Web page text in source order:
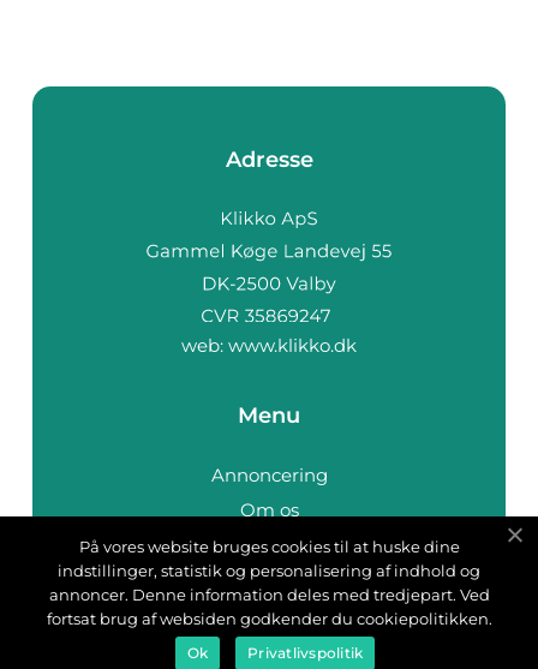
Adresse
web: www.klikko.dk
Menu
Annoncering
Om os
Cookies
Kontakt os
Sitemap
På vores website bruges cookies til at huske dine
indstillinger, statistik og personalisering af indhold og
annoncer. Denne information deles med tredjepart. Ved
fortsat brug af websiden godkender du cookiepolitikken.
Ok Privatlivspolitik